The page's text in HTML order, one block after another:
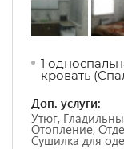
1
кровать
Доп. услуги:
Утюг,
Отопление,
Сушилка для